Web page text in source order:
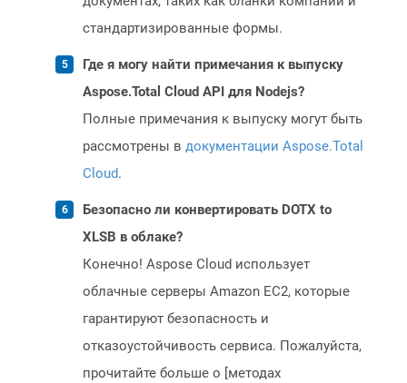
стандартизированные формы.
Где я могу найти примечания к выпуску
Aspose.Total Cloud API для Nodejs?
Полные примечания к выпуску могут быть
рассмотрены в документации Aspose.Total
Cloud.
Безопасно ли конвертировать DOTX to
XLSB в облаке?
Конечно! Aspose Cloud использует
облачные серверы Amazon EC2, которые
гарантируют безопасность и
отказоустойчивость сервиса. Пожалуйста,
прочитайте больше о [методах